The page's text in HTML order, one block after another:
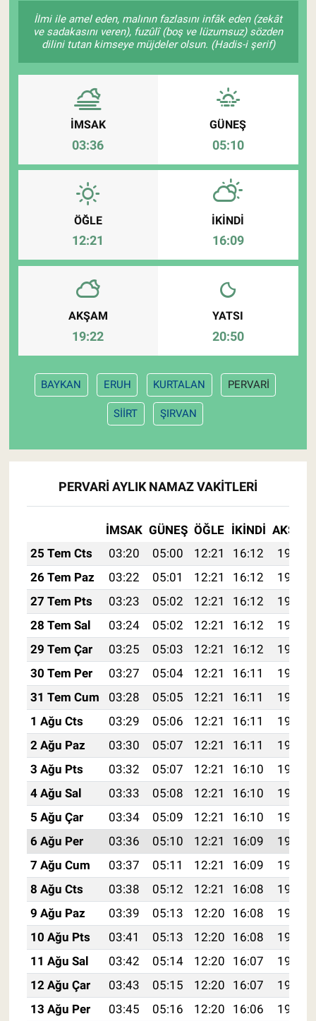
İlmi ile amel eden, malının fazlasını infâk eden (zekât
ve sadakasını veren), fuzûlî (boş ve lüzumsuz) sözden
dilini tutan kimseye müjdeler olsun. (Hadis-i şerif)
İMSAK
03:36
GÜNEŞ
05:10
ÖĞLE
12:21
İKINDI
16:09
AKŞAM
19:22
YATSI
20:50
BAYKAN ERUH KURTALAN PERVARİ
SİİRT ŞIRVAN
PERVARİ AYLIK NAMAZ VAKITLERI
İMSAK GÜNEŞ ÖĞLE İKINDI AKŞAM
25 Tem Cts
03:20 05:00 12:21 16:12
19:33
26 Tem Paz
03:22 05:01 12:21 16:12
19:32
27 Tem Pts
03:23 05:02 12:21 16:12
19:31
28 Tem Sal
03:24 05:02 12:21 16:12
19:30
29 Tem Çar
03:25 05:03 12:21 16:12
19:30
30 Tem Per
03:27 05:04 12:21 16:11
19:29
31 Tem Cum
03:28 05:05 12:21 16:11
19:28
1 Ağu Cts
03:29 05:06 12:21 16:11
19:27
2 Ağu Paz
03:30 05:07 12:21 16:11
19:26
3 Ağu Pts
03:32 05:07 12:21 16:10
19:25
4 Ağu Sal
03:33 05:08 12:21 16:10
19:24
5 Ağu Çar
03:34 05:09 12:21 16:10
19:23
6 Ağu Per
03:36 05:10 12:21 16:09
19:22
7 Ağu Cum
03:37 05:11 12:21 16:09
19:21
8 Ağu Cts
03:38 05:12 12:21 16:08
19:19
9 Ağu Paz
03:39 05:13 12:20 16:08
19:18
10 Ağu Pts
03:41 05:13 12:20 16:08
19:17
11 Ağu Sal
03:42 05:14 12:20 16:07
19:16
12 Ağu Çar
03:43 05:15 12:20 16:07
19:15
13 Ağu Per
03:45 05:16 12:20 16:06
19:14
Pankobirlik
Et fiyatları
Tarım Bilgisi
Yetiştirici Soruyor
Dünyada Tarım
Üretici Birlikleri
Şeker ve Şekerli Mamüller
Tahıllar ve Baklagiller
Tohum